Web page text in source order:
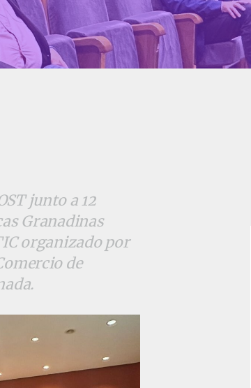
junto a 12
Granadinas
organizado por
de